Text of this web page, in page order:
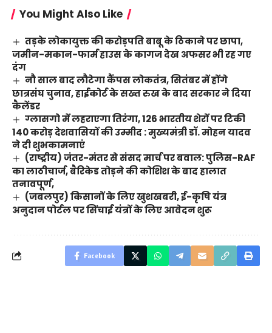
You Might Also Like
तड़के लोकायुक्त की करोड़पति बाबू के ठिकाने पर छापा,
जमीन-मकान-फार्म हाउस के कागज देख अफसर भी रह गए
दंग
नौ साल बाद लौटेगा कैंपस लोकतंत्र, सितंबर में होंगे
छात्रसंघ चुनाव, हाईकोर्ट के सख्त रुख के बाद सरकार ने दिया
कैलेंडर
ग्लासगो में लहराएगा तिरंगा, 126 भारतीय शेरों पर टिकी
140 करोड़ देशवासियों की उम्मीद : मुख्यमंत्री डॉ. मोहन यादव
ने दी शुभकामनाएं
(राष्ट्रीय) जंतर-मंतर से संसद मार्च पर बवाल: पुलिस-RAF
का लाठीचार्ज, बैरिकेड तोड़ने की कोशिश के बाद हालात
तनावपूर्ण,
(जबलपुर) किसानों के लिए खुशखबरी, ई-कृषि यंत्र
अनुदान पोर्टल पर सिंचाई यंत्रों के लिए आवेदन शुरू
Facebook